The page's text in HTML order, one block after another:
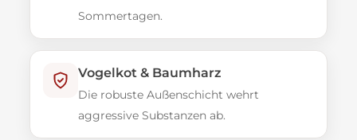
Sommertagen.
Vogelkot & Baumharz
Die robuste Außenschicht wehrt
aggressive Substanzen ab.